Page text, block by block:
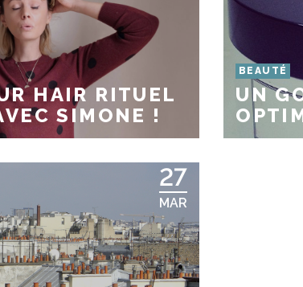
HAIR RITUEL
SIMONE !
BEAUTÉ
UN
27
MAR